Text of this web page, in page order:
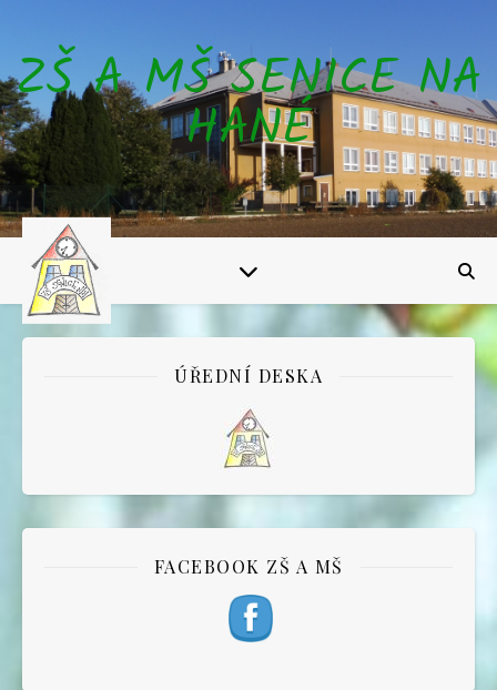
ZŠ A MŠ SENICE NA
HANÉ
ÚŘEDNÍ DESKA
FACEBOOK ZŠ A MŠ